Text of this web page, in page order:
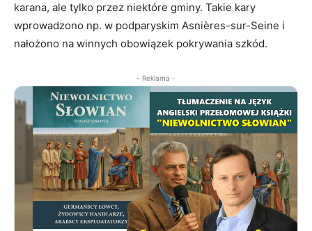
karana, ale tylko przez niektóre gminy. Takie kary
wprowadzono np. w podparyskim Asnières-sur-Seine i
nałożono na winnych obowiązek pokrywania szkód.
- Reklama -